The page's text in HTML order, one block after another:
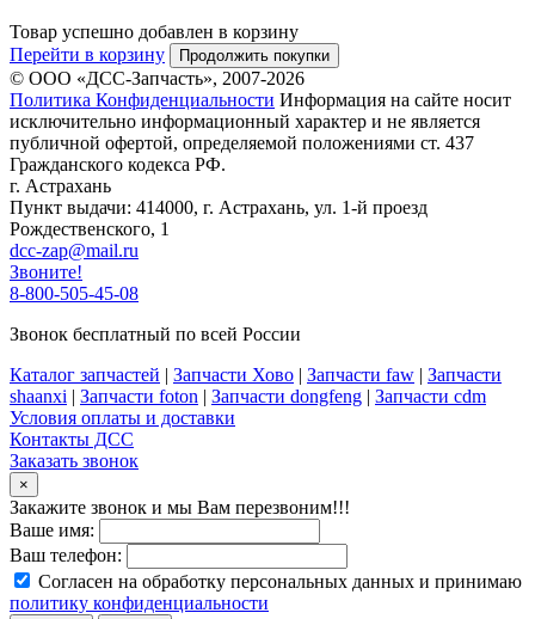
Товар успешно добавлен в корзину
Перейти в корзину
Продолжить покупки
© ООО «ДСС-Запчасть», 2007-2026
Политика Конфиденциальности Информация на сайте носит
исключительно информационный характер и не является
публичной офертой, определяемой положениями ст. 437
Гражданского кодекса РФ.
г. Астрахань
Пункт выдачи: 414000, г. Астрахань, ул. 1-й проезд
Рождественского, 1
dcc-zap@mail.ru
Звоните!
8-800-505-45-08
Звонок бесплатный по всей России
Каталог запчастей | Запчасти Хово | Запчасти faw | Запчасти
shaanxi | Запчасти foton | Запчасти dongfeng | Запчасти cdm
Условия оплаты и доставки
Контакты ДСС
Заказать звонок
×
Закажите звонок и мы Вам перезвоним!!!
Ваше имя:
Ваш телефон:
Согласен на обработку персональных данных и принимаю
политику конфиденциальности